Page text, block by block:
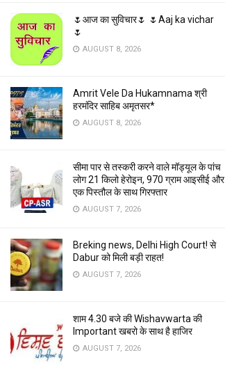
🌷आज का सुविचार🌷 🌷Aaj ka vichar
🌷
AUGUST 8, 2026
Amrit Vele Da Hukamnama श्री
हरमंदिर साहिब अमृतसर*
AUGUST 8, 2026
सीमा पार से तस्करी करने वाले मॉड्यूल के पांच
लोग 21 किलो हेरोइन, 970 ग्राम आइसीई और
एक पिस्तौल के साथ गिरफ्तार
AUGUST 7, 2026
Breking news, Delhi High Court! से
Dabur को मिली बड़ी राहत!
AUGUST 7, 2026
शाम 4.30 बजे की Wishavwarta की
Important खबरो के साथ है हाजिर
AUGUST 7, 2026